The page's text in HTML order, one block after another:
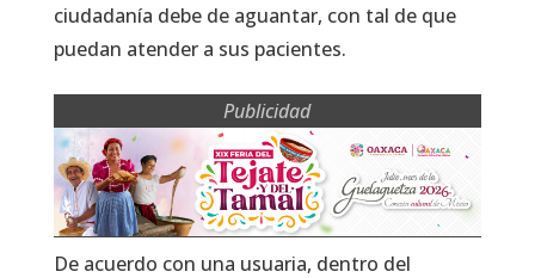
ciudadanía debe de aguantar, con tal de que
puedan atender a sus pacientes.
Publicidad
De acuerdo con una usuaria, dentro del